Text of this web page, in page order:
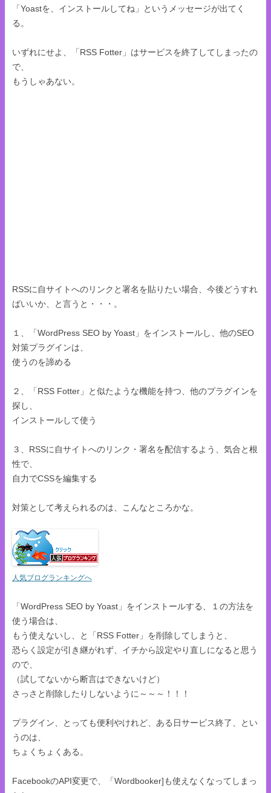
「Yoastを、インストールしてね」というメッセージが出てく
る。
いずれにせよ、「RSS Fotter」はサービスを終了してしまったの
で、
もうしゃあない。
RSSに自サイトへのリンクと署名を貼りたい場合、今後どうすれ
ばいいか、と言うと・・・。
１、「WordPress SEO by Yoast」をインストールし、他のSEO
対策プラグインは、
使うのを諦める
２、「RSS Fotter」と似たような機能を持つ、他のプラグインを
探し、
インストールして使う
３、RSSに自サイトへのリンク・署名を配信するよう、気合と根
性で、
自力でCSSを編集する
対策として考えられるのは、こんなところかな。
人気ブログランキングへ
「WordPress SEO by Yoast」をインストールする、１の方法を
使う場合は、
もう使えないし、と「RSS Fotter」を削除してしまうと、
恐らく設定が引き継がれず、イチから設定やり直しになると思う
ので、
（試してないから断言はできないけど）
さっさと削除したりしないように～～～！！！
プラグイン、とっても便利やけれど、ある日サービス終了、とい
うのは、
ちょくちょくある。
FacebookのAPI変更で、「Wordbooker]も使えなくなってしまっ